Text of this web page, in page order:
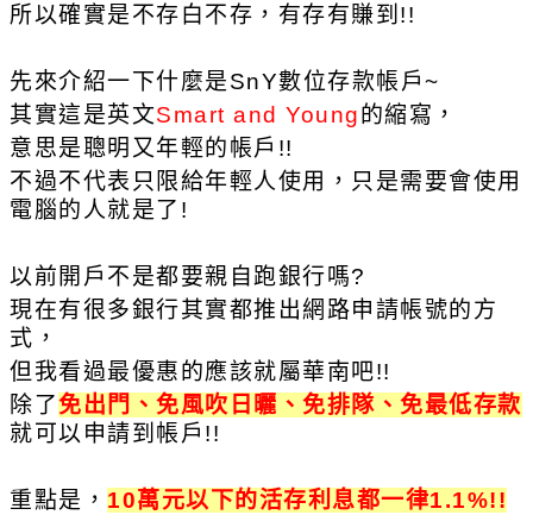
所以確實是不存白不存，有存有賺到!!
先來介紹一下什麼是SnY數位存款帳戶~
其實這是英文Smart and Young的縮寫，
意思是聰明又年輕的帳戶!!
不過不代表只限給年輕人使用，只是需要會使用
電腦的人就是了!
以前開戶不是都要親自跑銀行嗎?
現在有很多銀行其實都推出網路申請帳號的方
式，
但我看過最優惠的應該就屬華南吧!!
除了免出門、免風吹日曬、免排隊、免最低存款
就可以申請到帳戶!!
重點是， 10萬元以下的活存利息都一律1.1%!!